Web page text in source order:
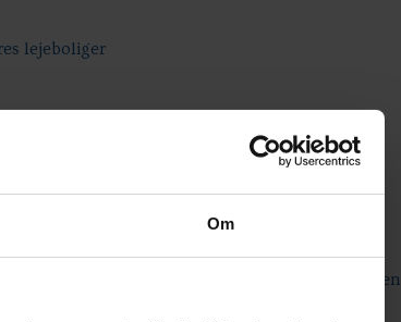
Om
lejeboliger
undersøgelse af børn på Krisecenter Odense
et al.
- udvikling og afprøvning af opsporingsmodellen